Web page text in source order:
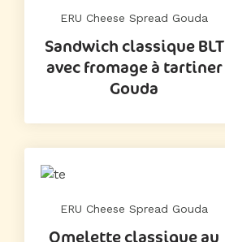
ERU Cheese Spread Gouda
Sandwich classique BLT
avec fromage à tartiner
Gouda
ERU Cheese Spread Gouda
Omelette classique au